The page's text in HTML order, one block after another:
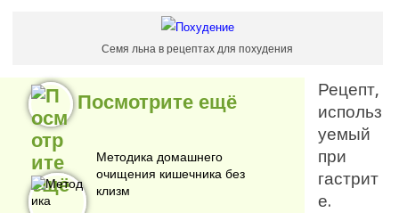
Семя льна в рецептах для похудения
Посмотрите ещё
Методика домашнего
очищения кишечника без
клизм
Рецепт,
использ
уемый
при
гастрит
е.